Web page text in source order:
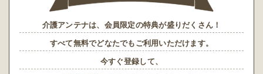
介護アンテナは、会員限定の特典が盛りだくさん！
すべて無料でどなたでもご利用いただけます。
今すぐ登録して、